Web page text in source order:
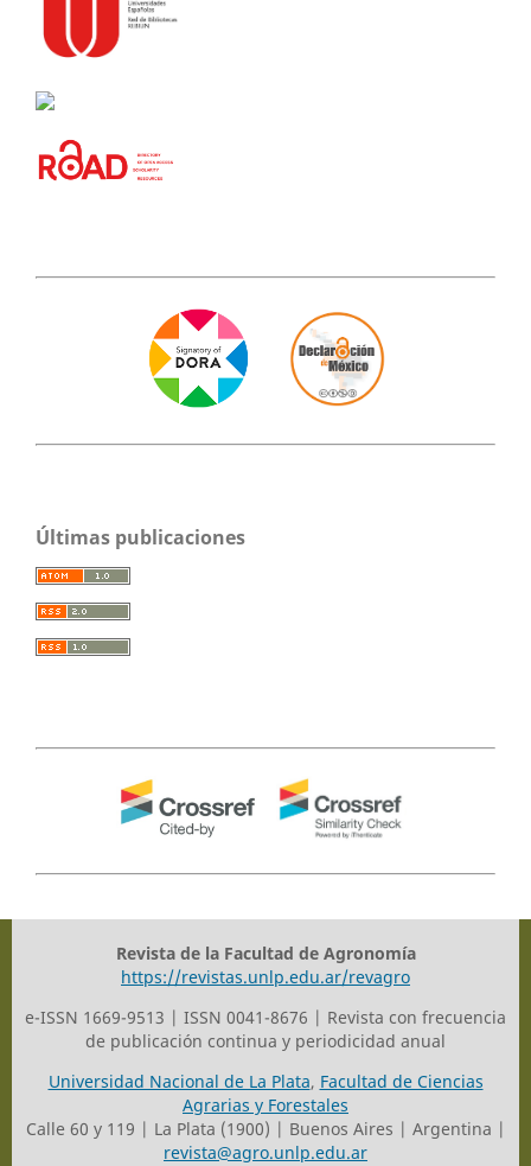
Últimas publicaciones
Revista de la Facultad de Agronomía
https://revistas.unlp.edu.ar/revagro
e-ISSN 1669-9513 | ISSN 0041-8676 | Revista con frecuencia
de publicación continua y periodicidad anual
Universidad Nacional de La Plata, Facultad de Ciencias
Agrarias y Forestales
Calle 60 y 119 | La Plata (1900) | Buenos Aires | Argentina |
revista@agro.unlp.edu.ar